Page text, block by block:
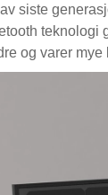
siste
teknologi
og varer